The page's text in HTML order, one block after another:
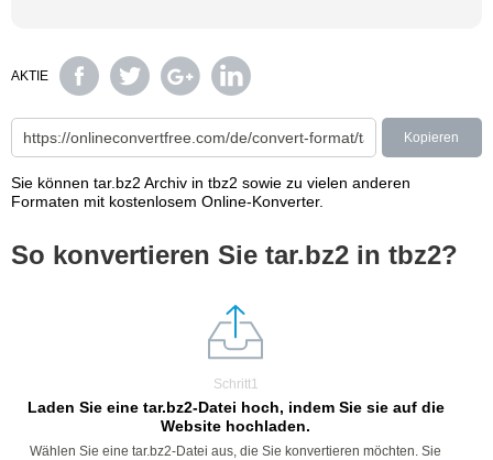
AKTIE
Kopieren
Sie können tar.bz2 Archiv in tbz2 sowie zu vielen anderen
Formaten mit kostenlosem Online-Konverter.
So konvertieren Sie tar.bz2 in tbz2?
Schritt1
Laden Sie eine tar.bz2-Datei hoch, indem Sie sie auf die
Website hochladen.
Wählen Sie eine tar.bz2-Datei aus, die Sie konvertieren möchten. Sie